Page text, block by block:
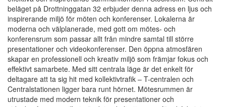
beläget på Drottninggatan 32 erbjuder denna adress en ljus och
inspirerande miljö för möten och konferenser. Lokalerna är
moderna och välplanerade, med gott om mötes- och
konferensrum som passar allt från mindre samtal till större
presentationer och videokonferenser. Den öppna atmosfären
skapar en professionell och kreativ miljö som främjar fokus och
effektivt samarbete. Med sitt centrala läge är det enkelt för
deltagare att ta sig hit med kollektivtrafik – T-centralen och
Centralstationen ligger bara runt hörnet. Mötesrummen är
utrustade med modern teknik för presentationer och